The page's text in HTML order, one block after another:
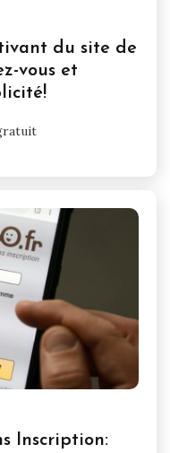
du site de
vous et
Inscription: